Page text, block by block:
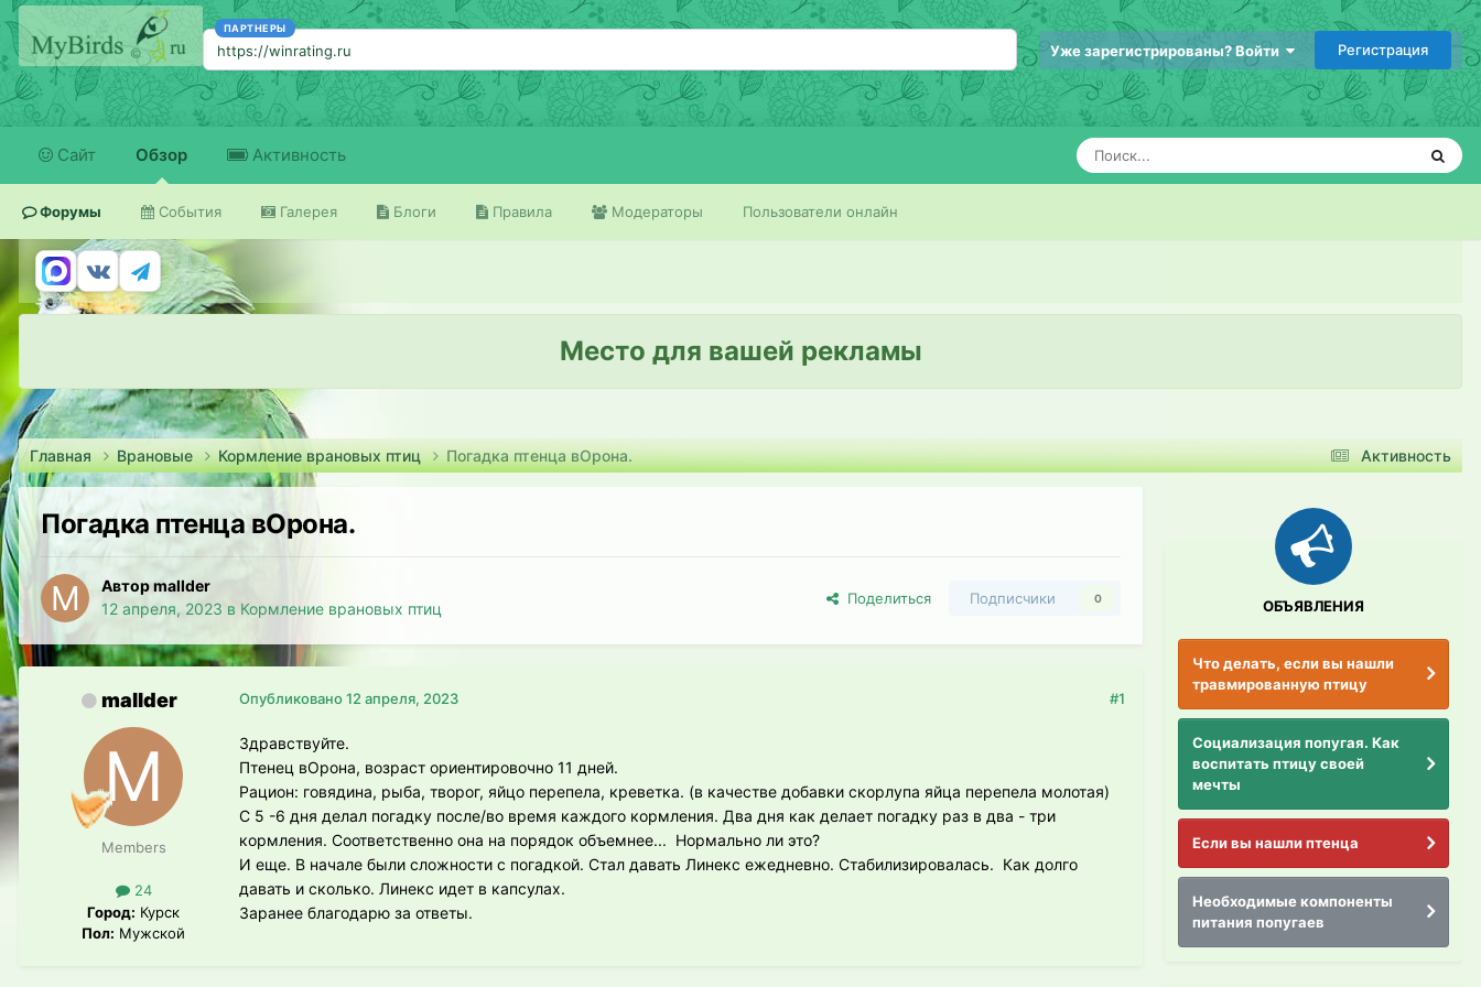
ПАРТНЕРЫ
https://winrating.ru Уже зарегистрированы? Войти Регистрация
Сайт Обзор
Форумы События Галерея Блоги Правила Модераторы Пользователи онлайн
Активность
Место для вашей рекламы
Активность
Главная Врановые Кормление врановых птиц Погадка птенца вОрона.
Погадка птенца вОрона.
Автор mallder
12 апреля, 2023 в Кормление врановых птиц
Поделиться Подписчики 0
mallder
Members
24
Город: Курск
Пол: Мужской
#1
Опубликовано12 апреля, 2023
Здравствуйте.
Птенец вОрона, возраст ориентировочно 11 дней.
Рацион: говядина, рыба, творог, яйцо перепела, креветка. (в качестве добавки скорлупа яйца перепела молотая)
С 5 -6 дня делал погадку после/во время каждого кормления. Два дня как делает погадку раз в два - три
кормления. Соответственно она на порядок объемнее... Нормально ли это?
И еще. В начале были сложности с погадкой. Стал давать Линекс ежедневно. Стабилизировалась. Как долго
давать и сколько. Линекс идет в капсулах.
Заранее благодарю за ответы.
ОБЪЯВЛЕНИЯ
Что делать, если вы нашли
травмированную птицу
Социализация попугая. Как
воспитать птицу своей
мечты
Если вы нашли птенца
Необходимые компоненты
питания попугаев